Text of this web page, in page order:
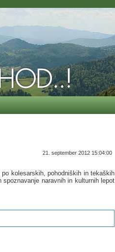
21. september 2012 15:04:00
kolesarskih, pohodniških in tekaških
naravnih in kulturnih lepot